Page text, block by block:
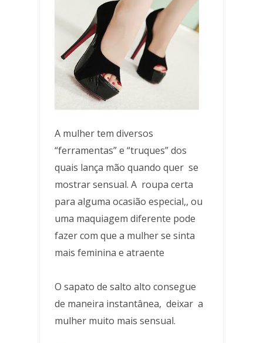
A mulher tem diversos
“ferramentas” e “truques” dos
quais lança mão quando quer se
mostrar sensual. A roupa certa
para alguma ocasião especial,, ou
uma maquiagem diferente pode
fazer com que a mulher se sinta
mais feminina e atraente
O sapato de salto alto consegue
de maneira instantânea, deixar a
mulher muito mais sensual.